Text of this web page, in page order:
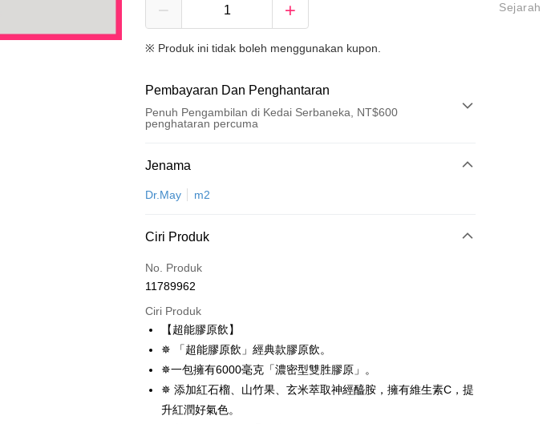
※ Produk ini tidak boleh menggunakan kupon.
Pembayaran Dan Penghantaran
Penuh Pengambilan di Kedai Serbaneka, NT$600
penghataran percuma
Kaedah Pembayaran
Kad Kredit (Bayaran Penuh)
Apple Pay
JKOPAY
Easy Wallet
Google Pay
Plus PAY
Jenama
Dr.May m2
Ciri Produk
No. Produk
11789962
Ciri Produk
【超能膠原飲】
✵ 「超能膠原飲」經典款膠原飲。
✵一包擁有6000毫克「濃密型雙胜膠原」。
✵ 添加紅石榴、山竹果、玄米萃取神經醯胺，擁有維生素C，提
升紅潤好氣色。
Sejarah